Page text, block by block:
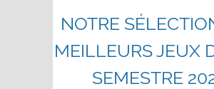
NOTRE
MEILLEURS JEUX
SEMESTRE